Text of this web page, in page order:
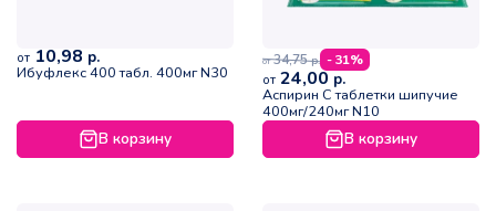
от 10,98 р.
Ибуфлекс 400 табл. 400мг N30
В корзину
от 34,75р. - 31%
от 24,00 р.
Аспирин С таблетки шипучие
400мг/240мг N10
В корзину